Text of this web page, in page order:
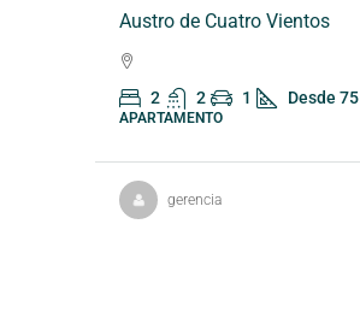
Austro de Cuatro Vientos
2 2 1 Desde 75
APARTAMENTO
gerencia